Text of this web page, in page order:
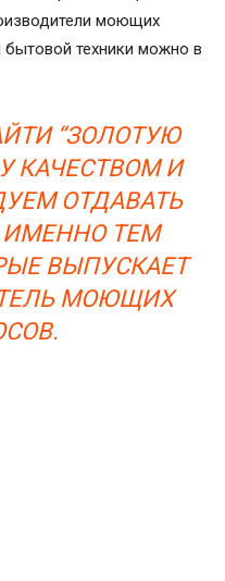
моющих
бытовой техники можно в
“ЗОЛОТУЮ
КАЧЕСТВОМ И
ОТДАВАТЬ
ТЕМ
ВЫПУСКАЕТ
МОЮЩИХ